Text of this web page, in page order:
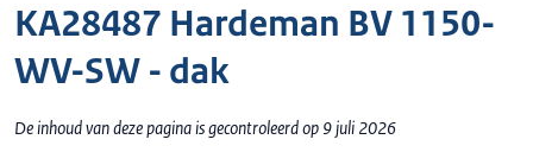
KA28487 Hardeman BV 1150-
WV-SW - dak
De inhoud van deze pagina is gecontroleerd op 9 juli 2026